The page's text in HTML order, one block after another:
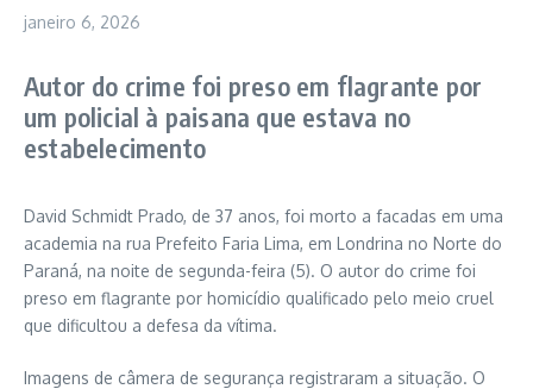
janeiro 6, 2026
Autor do crime foi preso em flagrante por
um policial à paisana que estava no
estabelecimento
David Schmidt Prado, de 37 anos, foi morto a facadas em uma
academia na rua Prefeito Faria Lima, em Londrina no Norte do
Paraná, na noite de segunda-feira (5). O autor do crime foi
preso em flagrante por homicídio qualificado pelo meio cruel
que dificultou a defesa da vítima.
Imagens de câmera de segurança registraram a situação. O